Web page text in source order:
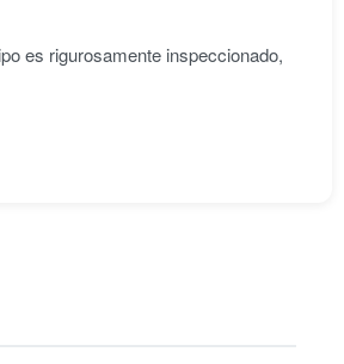
es rigurosamente inspeccionado,